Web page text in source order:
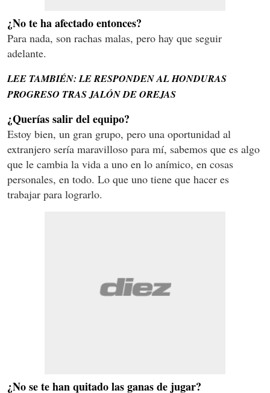
¿No te ha afectado entonces?
Para nada, son rachas malas, pero hay que seguir
adelante.
LEE TAMBIÉN: LE RESPONDEN AL HONDURAS
PROGRESO TRAS JALÓN DE OREJAS
¿Querías salir del equipo?
Estoy bien, un gran grupo, pero una oportunidad al
extranjero sería maravilloso para mí, sabemos que es algo
que le cambia la vida a uno en lo anímico, en cosas
personales, en todo. Lo que uno tiene que hacer es
trabajar para lograrlo.
¿No se te han quitado las ganas de jugar?